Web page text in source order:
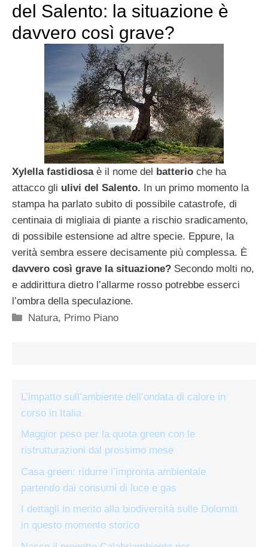
del Salento: la situazione è
davvero così grave?
Xylella fastidiosaè il nome del batterio che ha
attacco gli ulivi del Salento. In un primo momento la
stampa ha parlato subito di possibile catastrofe, di
centinaia di migliaia di piante a rischio sradicamento,
di possibile estensione ad altre specie. Eppure, la
verità sembra essere decisamente più complessa. È
davvero così grave la situazione? Secondo molti no,
e addirittura dietro l’allarme rosso potrebbe esserci
l’ombra della speculazione.
Categorie
Natura, Primo Piano
L’impatto sull’ambiente dell’ondata di calore in
corso in Italia
Maggior peso per la quota green con le
ristrutturazioni dal prossimo mese
Casa green: ridurre l’impronta ambientale
partendo dai consumi di luce e gas
I dettagli in merito alla biodiversità sulle Dolomiti
in questo momento storico